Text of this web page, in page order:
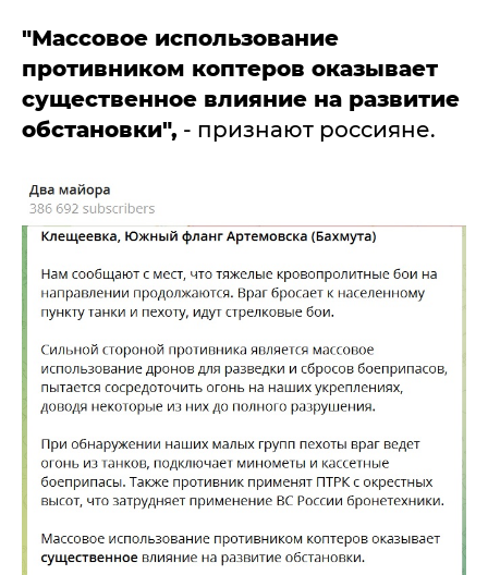
"Массовое использование
противником коптеров оказывает
существенное влияние на развитие
обстановки", - признают россияне.